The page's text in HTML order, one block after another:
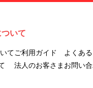
３.「本サイト」とは、当社
トを意味します。
４.「物件」とは、本サイト
いて
てご利用ガイド
法人のお客さま
よくあ
お問い